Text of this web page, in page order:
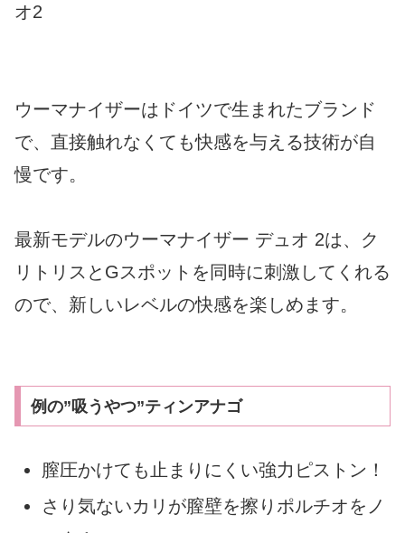
オ2
ウーマナイザーはドイツで生まれたブランド
で、直接触れなくても快感を与える技術が自
慢です。
最新モデルのウーマナイザー デュオ 2は、ク
リトリスとGスポットを同時に刺激してくれる
ので、新しいレベルの快感を楽しめます。
例の”吸うやつ”ティンアナゴ
膣圧かけても止まりにくい強力ピストン！
さり気ないカリが膣壁を擦りポルチオをノ